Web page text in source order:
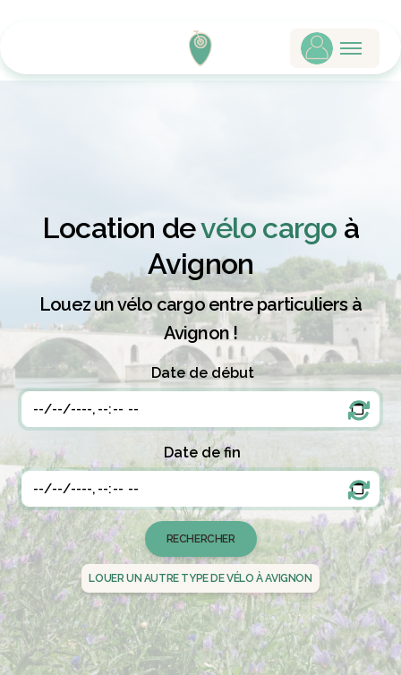
Location devélo cargo à
Avignon
Louez un vélo cargo entre particuliers à
Avignon !
Date de début
Date de fin
LOUER UN AUTRE TYPE DE VÉLO À AVIGNON